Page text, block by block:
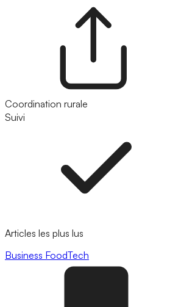
Coordination rurale
Suivi
Articles les plus lus
Business FoodTech